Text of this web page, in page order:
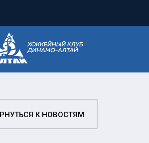
К НОВОСТЯМ